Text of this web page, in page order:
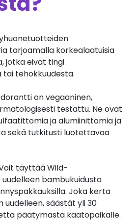
tarjoamalla korkealaatuisia
jotka eivät tingi
tehokkuudesta.
on vegaaninen,
testattu. Ne ovat
ja alumiinittomia ja
sekä tutkitusti luotettavaa
täyttää Wild-
bambukuidusta
Joka kerta
säästät yli 30
päätymästä kaatopaikalle.